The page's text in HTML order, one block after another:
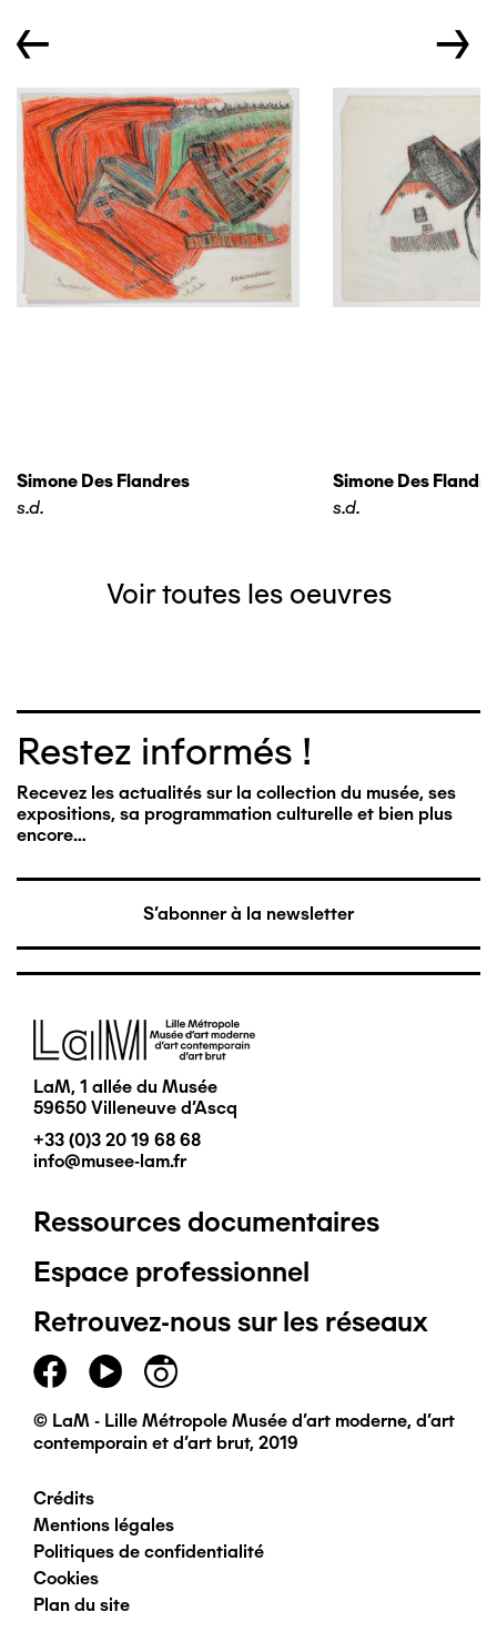
← →
Simone Des Flandres
s.d.
Simone Des
s.d.
Voir toutes les oeuvres
Restez informés !
Recevez les actualités sur la collection du musée, ses
expositions, sa programmation culturelle et bien plus
encore…
S'abonner à la newsletter
Image
LaM, 1 allée du Musée
59650 Villeneuve d'Ascq
+33 (0)3 20 19 68 68
info@musee-lam.fr
Pied
de
page
principal
Ressources documentaires
Espace professionnel
Retrouvez-nous sur les réseaux
© LaM - Lille Métropole Musée d'art moderne, d'art
contemporain et d'art brut, 2019
Pied
de
page
Crédits
Mentions légales
Politiques de confidentialité
Cookies
Plan du site